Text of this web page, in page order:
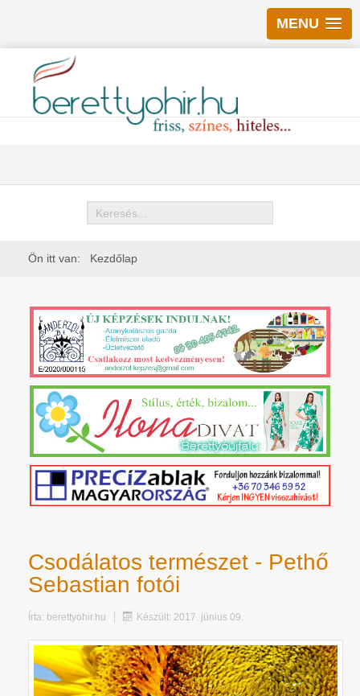
MENU
Keresés
Ön itt van: Kezdőlap
Csodálatos természet - Pethő
Sebastian fotói
Írta: berettyohir.hu Készült: 2017. június 09.